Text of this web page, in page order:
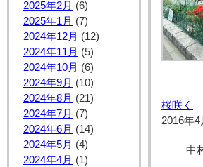
2025年2月 (6)
2025年1月 (7)
2024年12月 (12)
2024年11月 (5)
2024年10月 (6)
2024年9月 (10)
2024年8月 (21)
2024年7月 (7)
2024年6月 (14)
2024年5月 (4)
2024年4月 (1)
桜咲く
2016年4
中